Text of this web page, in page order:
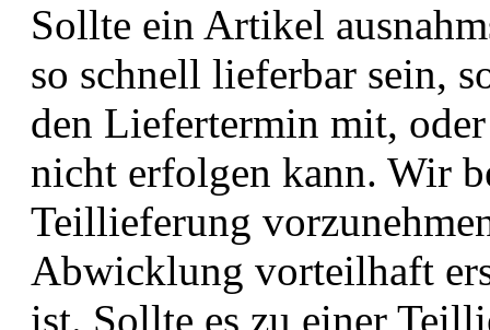
Sollte ein Artikel
so schnell lieferbar sein,
den Liefertermin mit,
nicht erfolgen kann. Wir
Teillieferung
Abwicklung vorteilhaft
ist. Sollte es zu einer